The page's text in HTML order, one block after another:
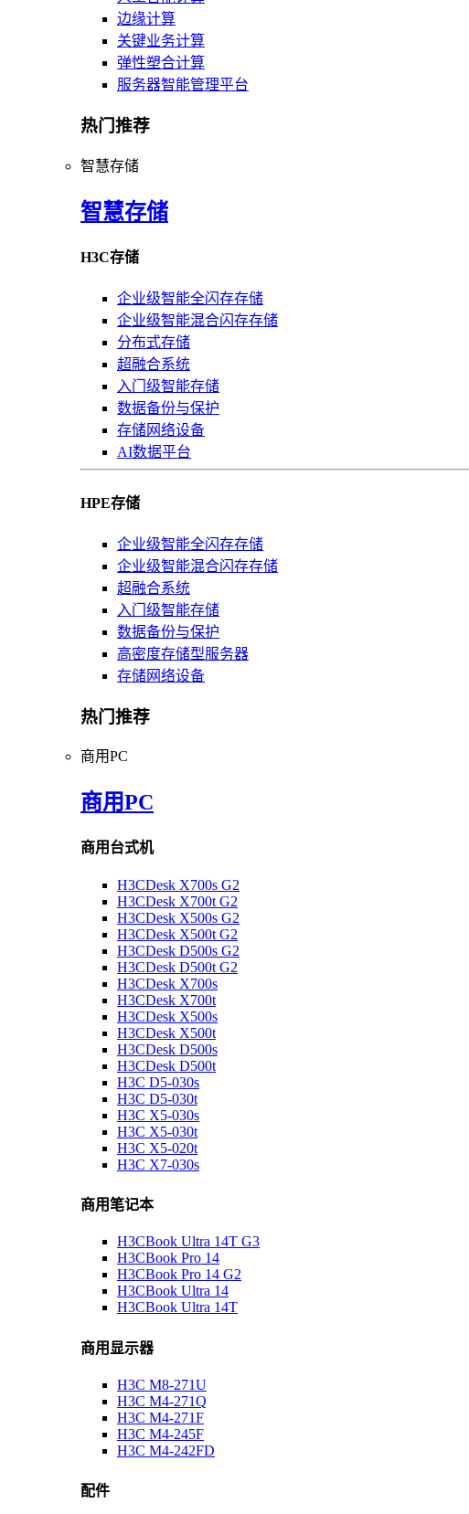
边缘计算
关键业务计算
弹性塑合计算
服务器智能管理平台
热门推荐
智慧存储
智慧存储
H3C存储
企业级智能全闪存存储
企业级智能混合闪存存储
分布式存储
超融合系统
入门级智能存储
数据备份与保护
存储网络设备
AI数据平台
HPE存储
企业级智能全闪存存储
企业级智能混合闪存存储
超融合系统
入门级智能存储
数据备份与保护
高密度存储型服务器
存储网络设备
热门推荐
商用PC
商用PC
商用台式机
H3CDesk X700s G2
H3CDesk X700t G2
H3CDesk X500s G2
H3CDesk X500t G2
H3CDesk D500s G2
H3CDesk D500t G2
H3CDesk X700s
H3CDesk X700t
H3CDesk X500s
H3CDesk X500t
H3CDesk D500s
H3CDesk D500t
H3C D5-030s
H3C D5-030t
H3C X5-030s
H3C X5-030t
H3C X5-020t
H3C X7-030s
商用笔记本
H3CBook Ultra 14T G3
H3CBook Pro 14
H3CBook Pro 14 G2
H3CBook Ultra 14
H3CBook Ultra 14T
商用显示器
H3C M8-271U
H3C M4-271Q
H3C M4-271F
H3C M4-245F
H3C M4-242FD
配件